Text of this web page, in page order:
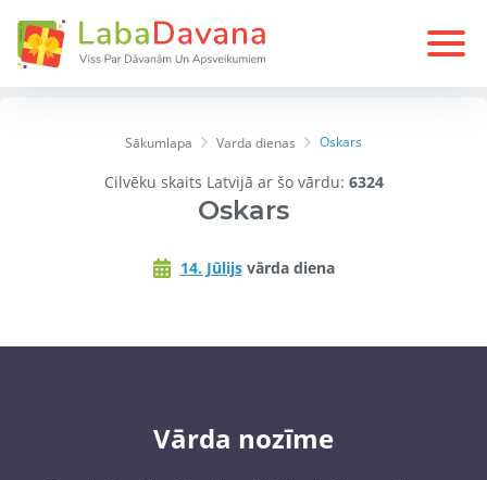
Sākumlapa Varda dienas Oskars
Cilvēku skaits Latvijā ar šo vārdu: 6324
Oskars
14. Jūlijsvārda diena
Vārda nozīme